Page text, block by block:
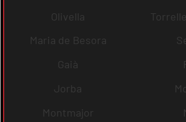
Olivella
Maria de Besora
Gaià
Jorba
Montmajor